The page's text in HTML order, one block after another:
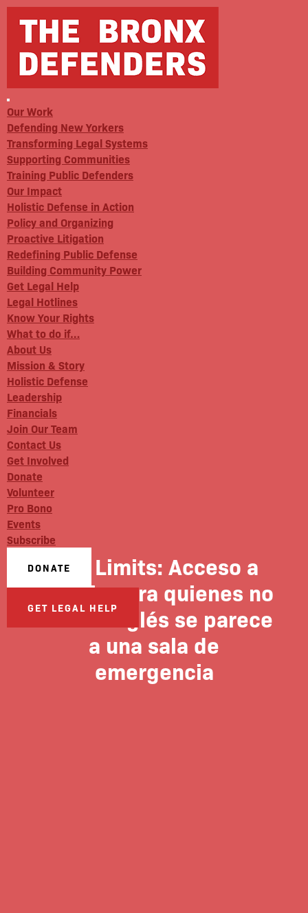
Our Work
Defending New Yorkers
Transforming Legal Systems
Supporting Communities
Training Public Defenders
Our Impact
Holistic Defense in Action
Policy and Organizing
Proactive Litigation
Redefining Public Defense
Building Community Power
Get Legal Help
Legal Hotlines
Know Your Rights
What to do if…
About Us
Mission & Story
Holistic Defense
Leadership
Financials
Join Our Team
Contact Us
Get Involved
Donate
Volunteer
Pro Bono
Events
Subscribe
DONATE
GET LEGAL HELP
City Limits: Acceso a
justicia para quienes no
hablan inglés se parece
a una sala de
emergencia